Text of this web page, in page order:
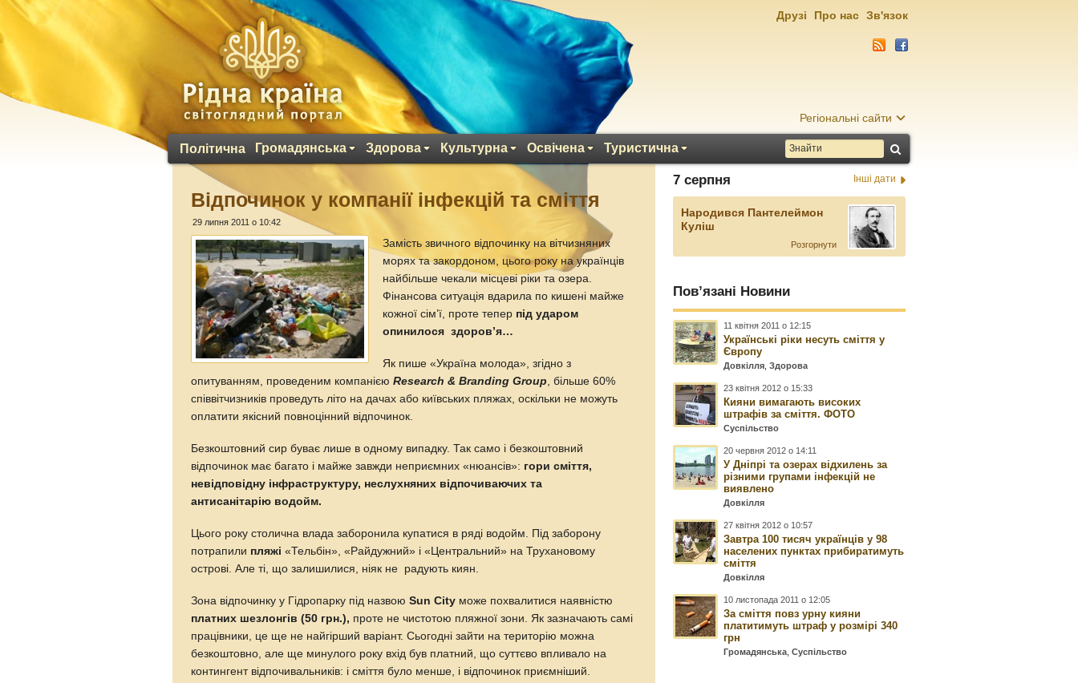
Регіональні сайти
Політична Громадянська Здорова Культурна Освічена Туристична
Друзі Про нас Зв'язок
Відпочинок у компанії інфекцій та сміття
29 липня 2011 о 10:42
Замість звичного відпочинку на вітчизняних
морях та закордоном, цього року на українців
найбільше чекали місцеві ріки та озера.
Фінансова ситуація вдарила по кишені майже
кожної сім’ї, проте тепер під ударом
опинилося здоров’я…
Як пише «Україна молода», згідно з
опитуванням, проведеним компанієюResearch & Branding Group , більше 60%
співвітчизників проведуть літо на дачах або київських пляжах, оскільки не можуть
оплатити якісний повноцінний відпочинок.
Безкоштовний сир буває лише в одному випадку. Так само і безкоштовний
відпочинок має багато і майже завжди неприємних «нюансів»: гори сміття,
невідповідну інфраструктуру, неслухняних відпочиваючих та
антисанітарію водойм.
Цього року столична влада заборонила купатися в ряді водойм. Під заборону
потрапили пляжі «Тельбін», «Райдужний» і «Центральний» на Трухановому
острові. Але ті, що залишилися, ніяк не радують киян.
Зона відпочинку у Гідропарку під назвоюSun City може похвалитися наявністю
платних шезлонгів (50 грн.), проте не чистотою пляжної зони. Як зазначають самі
працівники, це ще не найгірший варіант. Сьогодні зайти на територію можна
безкоштовно, але ще минулого року вхід був платний, що суттєво впливало на
контингент відпочивальників: і сміття було менше, і відпочинок приємніший.
7 серпня Інші дати
Народився Пантелеймон
Куліш
Розгорнути
Пов’язані Новини
11 квітня 2011 о 12:15
Українські ріки несуть сміття у
Європу
Довкілля ,Здорова
23 квітня 2012 о 15:33
Кияни вимагають високих
штрафів за сміття. ФОТО
Суспільство
20 червня 2012 о 14:11
У Дніпрі та озерах відхилень за
різними групами інфекцій не
виявлено
Довкілля
27 квітня 2012 о 10:57
Завтра 100 тисяч українців у 98
населених пунктах прибиратимуть
сміття
Довкілля
10 листопада 2011 о 12:05
За сміття повз урну кияни
платитимуть штраф у розмірі 340
грн
Громадянська ,Суспільство